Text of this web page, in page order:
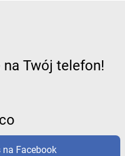
Twój telefon!
Facebook